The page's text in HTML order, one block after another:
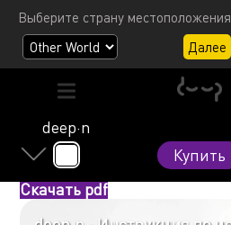
Выберите страну местоположения
Далее
deep·n
Купить
Скачать pdf